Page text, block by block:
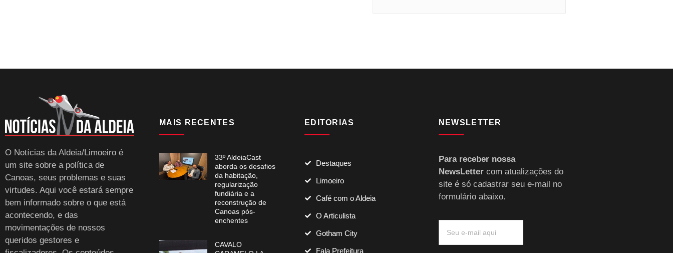
O Notícias da Aldeia/Limoeiro é
um site sobre a política de
Canoas, seus problemas e suas
virtudes. Aqui você estará sempre
bem informado sobre o que está
acontecendo, e das
movimentações de nossos
queridos gestores e
MAIS RECENTES
33º AldeiaCast
aborda os desafios
da habitação,
regularização
fundiária e a
reconstrução de
Canoas pós-
enchentes
CAVALO
EDITORIAS
Destaques
Limoeiro
Café com o Aldeia
O Articulista
Gotham City
Fala Prefeitura
NEWSLETTER
Para receber nossa
NewsLettercom atualizações do
site é só cadastrar seu e-mail no
formulário abaixo.